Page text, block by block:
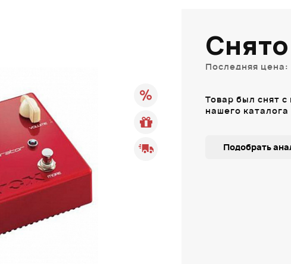
Последняя цена:
Товар был снят
нашего каталога
Подобрать